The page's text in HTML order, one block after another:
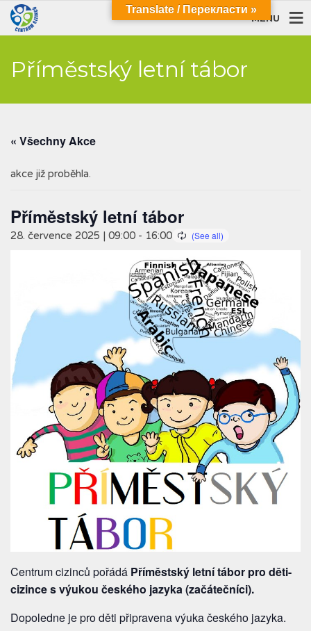
MENU
Příměstský letní tábor
« Všechny Akce
akce již proběhla.
Příměstský letní tábor
28. července 2025 | 09:00 - 16:00
Centrum cizinců pořádá Příměstský letní tábor pro děti-
cizince s výukou českého jazyka (začátečníci).
Dopoledne je pro děti připravena výuka českého jazyka.
Translate / Перекласти »